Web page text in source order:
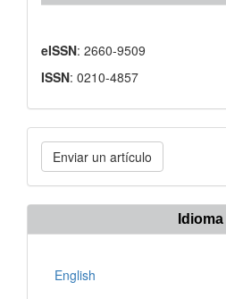
eISSN: 2660-9509
ISSN: 0210-4857
Enviar
un
artículo
Enviar un artículo
Idioma
English